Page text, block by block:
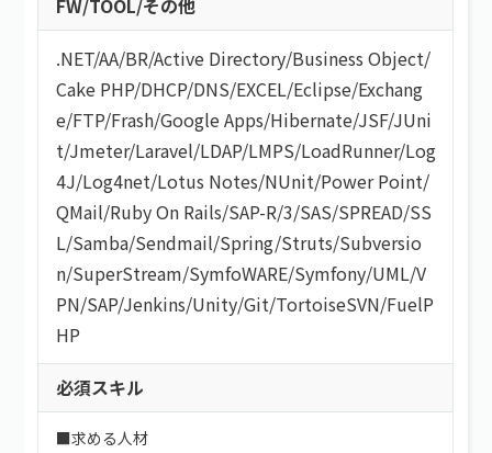
FW/TOOL/その他
.NET/AA/BR/Active Directory/Business Object/
Cake PHP/DHCP/DNS/EXCEL/Eclipse/Exchang
e/FTP/Frash/Google Apps/Hibernate/JSF/JUni
t/Jmeter/Laravel/LDAP/LMPS/LoadRunner/Log
4J/Log4net/Lotus Notes/NUnit/Power Point/
QMail/Ruby On Rails/SAP-R/3/SAS/SPREAD/SS
L/Samba/Sendmail/Spring/Struts/Subversio
n/SuperStream/SymfoWARE/Symfony/UML/V
PN/SAP/Jenkins/Unity/Git/TortoiseSVN/FuelP
HP
必須スキル
■求める人材